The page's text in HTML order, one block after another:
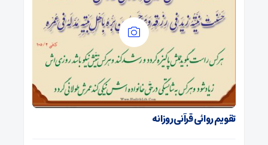
تقویم روائی قرآنی روزانه